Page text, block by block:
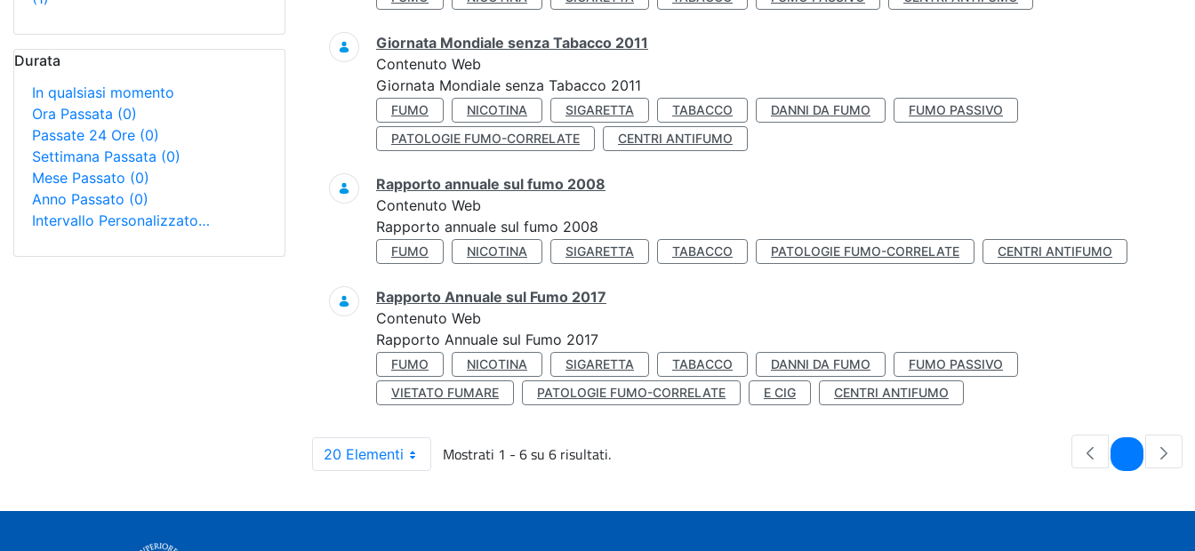
Durata
In qualsiasi momento
Ora Passata (0)
Passate 24 Ore (0)
Settimana Passata (0)
Mese Passato (0)
Anno Passato (0)
Intervallo Personalizzato…
Giornata Mondiale senza Tabacco 2011
Contenuto Web
Giornata Mondiale senza Tabacco 2011
FUMO NICOTINA SIGARETTA TABACCO DANNI DA FUMO
FUMO PASSIVO
PATOLOGIE FUMO-CORRELATE
CENTRI ANTIFUMO
Rapporto annuale sul fumo 2008
Contenuto Web
Rapporto annuale sul fumo 2008
FUMO NICOTINA SIGARETTA TABACCO PATOLOGIE FUMO-CORRELATE CENTRI ANTIFUMO
Rapporto Annuale sul Fumo 2017
Contenuto Web
Rapporto Annuale sul Fumo 2017
FUMO NICOTINA SIGARETTA TABACCO DANNI DA FUMO
FUMO PASSIVO
VIETATO FUMARE
PATOLOGIE FUMO-CORRELATE E CIG CENTRI ANTIFUMO
20 Elementi Mostrati 1 - 6 su 6 risultati. Pagina